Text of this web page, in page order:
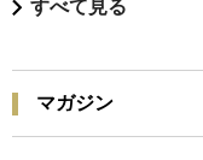
すべて見る
マガジン